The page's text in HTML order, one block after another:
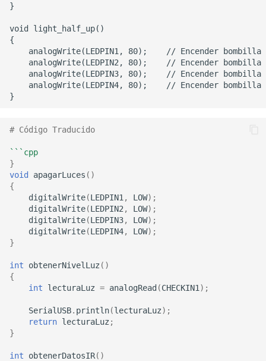
computadora
Gestión de recursos de
imágenes del equipo
Construcción de la Base
con Vercel
Normas de Comentarios
Doxygen
AltiumDesigner 安装库文
Cómo crear rápidamente
un disco de arranque
使用 VSCode 进行远程开
de Node.js y npm en
# Código Traducido
```cpp
}
void
apagarLuces ()
{
digitalWrite(LEDPIN1 , LOW);
digitalWrite(LEDPIN2 , LOW);
digitalWrite(LEDPIN3, LOW);
digitalWrite(LEDPIN4, LOW);
}
int obtenerNivelLuz ()
{
int
lecturaLuz = analogRead(CHECKIN1 );
SerialUSB. println(lecturaLuz);
return lecturaLuz ;
}
int obtenerDatosIR()